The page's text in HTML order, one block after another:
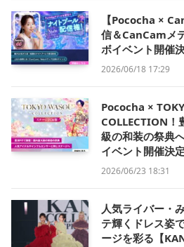
【Pococha ×
信＆CanCamメ
ボイベント開催
2026/06/18 17:29
Pococha ×
COLLECTION！
級の和装の祭典
イベント開催決定
2026/06/23 18:31
人気ライバー・
テ輝くドレス姿
ージを彩る【